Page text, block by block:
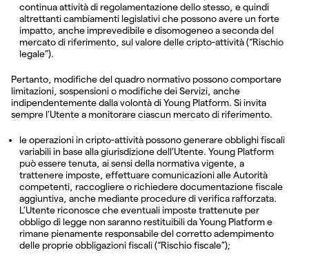
continua attività di regolamentazione dello stesso, e quindi
altrettanti cambiamenti legislativi che possono avere un forte
impatto, anche imprevedibile e disomogeneo a seconda del
mercato di riferimento, sul valore delle cripto-attività (“Rischio
legale”).
Pertanto, modifiche del quadro normativo possono comportare
limitazioni, sospensioni o modifiche dei Servizi, anche
indipendentemente dalla volontà di Young Platform. Si invita
sempre l’Utente a monitorare ciascun mercato di riferimento.
le operazioni in cripto-attività possono generare obblighi fiscali
variabili in base alla giurisdizione dell’Utente. Young Platform
può essere tenuta, ai sensi della normativa vigente, a
trattenere imposte, effettuare comunicazioni alle Autorità
competenti, raccogliere o richiedere documentazione fiscale
aggiuntiva, anche mediante procedure di verifica rafforzata.
L’Utente riconosce che eventuali imposte trattenute per
obbligo di legge non saranno restituibili da Young Platform e
rimane pienamente responsabile del corretto adempimento
delle proprie obbligazioni fiscali (“Rischio fiscale”);